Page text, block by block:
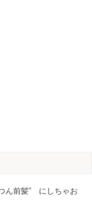
ん前髪” にしちゃお